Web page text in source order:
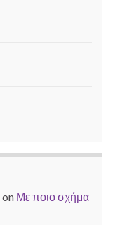
on Με ποιο σχήμα